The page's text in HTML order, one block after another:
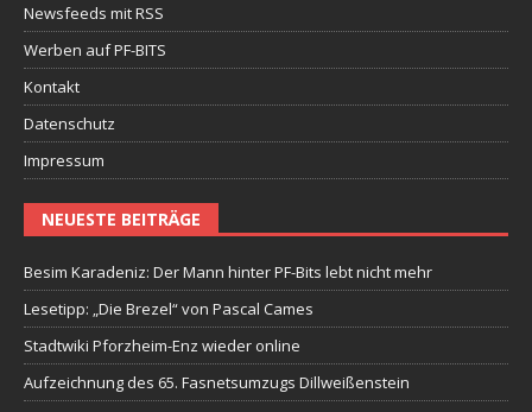
Newsfeeds mit RSS
Werben auf PF-BITS
Kontakt
Datenschutz
Impressum
NEUESTE BEITRÄGE
Besim Karadeniz: Der Mann hinter PF-Bits lebt nicht mehr
Lesetipp: „Die Brezel“ von Pascal Cames
Stadtwiki Pforzheim-Enz wieder online
Aufzeichnung des 65. Fasnetsumzugs Dillweißenstein